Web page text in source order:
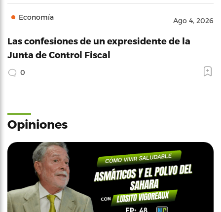
Economía Ago 4, 2026
Las confesiones de un expresidente de la
Junta de Control Fiscal
0
Opiniones